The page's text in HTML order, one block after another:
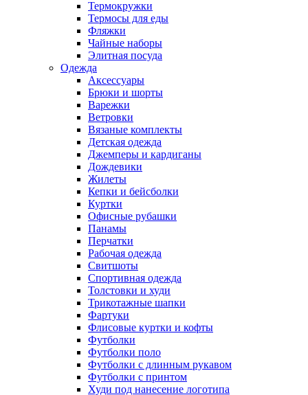
Термокружки
Термосы для еды
Фляжки
Чайные наборы
Элитная посуда
Одежда
Аксессуары
Брюки и шорты
Варежки
Ветровки
Вязаные комплекты
Детская одежда
Джемперы и кардиганы
Дождевики
Жилеты
Кепки и бейсболки
Куртки
Офисные рубашки
Панамы
Перчатки
Рабочая одежда
Свитшоты
Спортивная одежда
Толстовки и худи
Трикотажные шапки
Фартуки
Флисовые куртки и кофты
Футболки
Футболки поло
Футболки с длинным рукавом
Футболки с принтом
Худи под нанесение логотипа